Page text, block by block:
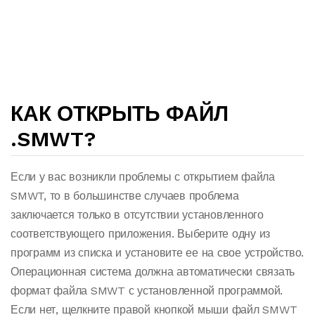
КАК ОТКРЫТЬ ФАЙЛ
.SMWT?
Если у вас возникли проблемы с открытием файла
SMWT, то в большинстве случаев проблема
заключается только в отсутствии установленного
соответствующего приложения. Выберите одну из
программ из списка и установите ее на свое устройство.
Операционная система должна автоматически связать
формат файла SMWT с установленной программой.
Если нет, щелкните правой кнопкой мыши файл SMWT